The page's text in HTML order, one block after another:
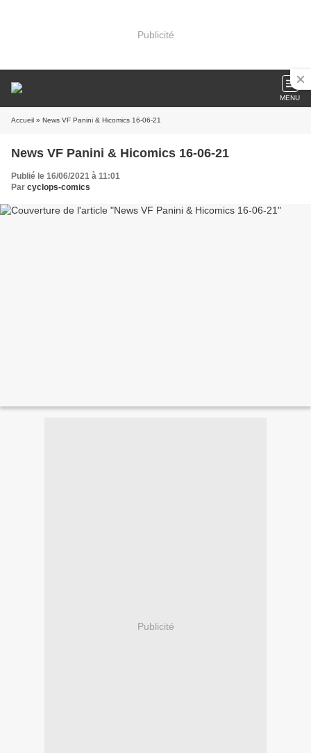
Publicité
MENU
Accueil » News VF Panini & Hicomics 16-06-21
News VF Panini & Hicomics 16-06-21
Publié le 16/06/2021 à 11:01
Par cyclops-comics
Publicité